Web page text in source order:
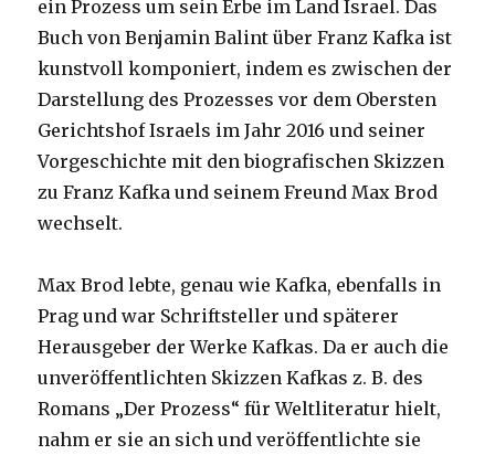
ein Prozess um sein Erbe im Land Israel. Das
Buch von Benjamin Balint über Franz Kafka ist
kunstvoll komponiert, indem es zwischen der
Darstellung des Prozesses vor dem Obersten
Gerichtshof Israels im Jahr 2016 und seiner
Vorgeschichte mit den biografischen Skizzen
zu Franz Kafka und seinem Freund Max Brod
wechselt.
Max Brod lebte, genau wie Kafka, ebenfalls in
Prag und war Schriftsteller und späterer
Herausgeber der Werke Kafkas. Da er auch die
unveröffentlichten Skizzen Kafkas z. B. des
Romans „Der Prozess“ für Weltliteratur hielt,
nahm er sie an sich und veröffentlichte sie